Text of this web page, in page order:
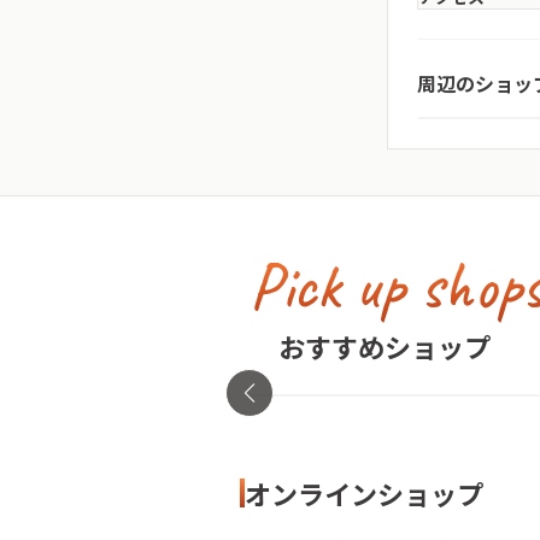
周辺のショッ
神奈川県・横浜
Pick up
おすすめショップ
古着屋no pain no gain(ノーペ
イン)
東京都・渋谷区
オンラインショップ